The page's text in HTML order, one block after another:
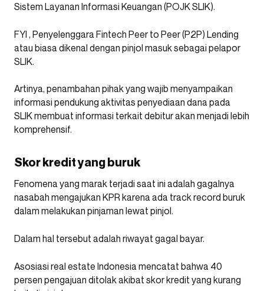
Sistem Layanan Informasi Keuangan (POJK SLIK).
FYI , Penyelenggara Fintech Peer to Peer (P2P) Lending
atau biasa dikenal dengan pinjol masuk sebagai pelapor
SLIK.
Artinya, penambahan pihak yang wajib menyampaikan
informasi pendukung aktivitas penyediaan dana pada
SLIK membuat informasi terkait debitur akan menjadi lebih
komprehensif.
Skor kredit yang buruk
Fenomena yang marak terjadi saat ini adalah gagalnya
nasabah mengajukan KPR karena ada track record buruk
dalam melakukan pinjaman lewat pinjol.
Dalam hal tersebut adalah riwayat gagal bayar.
Asosiasi real estate Indonesia mencatat bahwa 40
persen pengajuan ditolak akibat skor kredit yang kurang